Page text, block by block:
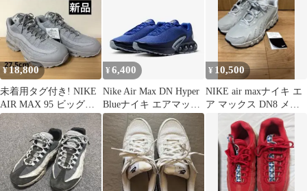
¥18,800
未着用タグ付き! NIKE
AIR MAX 95 ビッグバ
ブル 27.5cm
¥6,400
Nike Air Max DN Hyper
Blueナイキ エアマック
ス ブルー
¥ 10,500
NIKE air maxナイキ エ
ア マックス DN8 メタ
リック シルバー